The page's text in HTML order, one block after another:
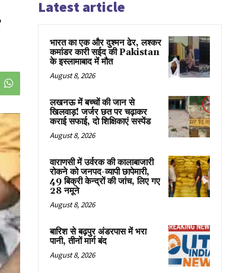
Latest article
भारत का एक और दुश्मन ढेर, लश्कर
कमांडर कारी सईद की Pakistan
के इस्लामाबाद में मौत
August 8, 2026
लखनऊ में बच्चों की जान से
खिलवाड़! जर्जर छत पर चढ़ाकर
कराई सफाई, दो शिक्षिकाएं सस्पेंड
August 8, 2026
वाराणसी में उर्वरक की कालाबाजारी
रोकने को जनपद-व्यापी छापेमारी,
49 बिक्री केन्द्रों की जांच, लिए गए
28 नमूने
August 8, 2026
बारिश से बढ़पुर अंडरपास में भरा
पानी, तीनों मार्ग बंद
August 8, 2026